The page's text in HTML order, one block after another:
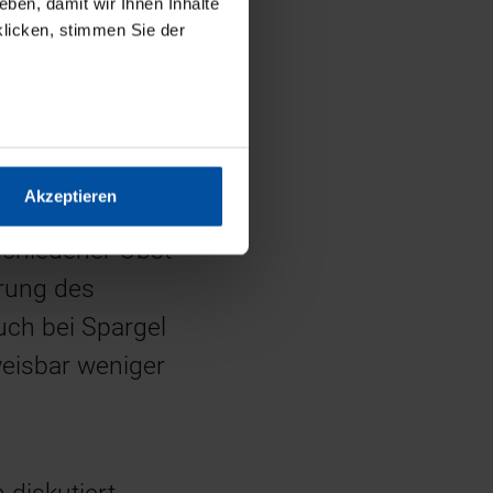
stimmen Sie der
Akzeptieren
ein
off des DIL
neue
sich Siemer der
Obst-
des
bei Spargel
weniger